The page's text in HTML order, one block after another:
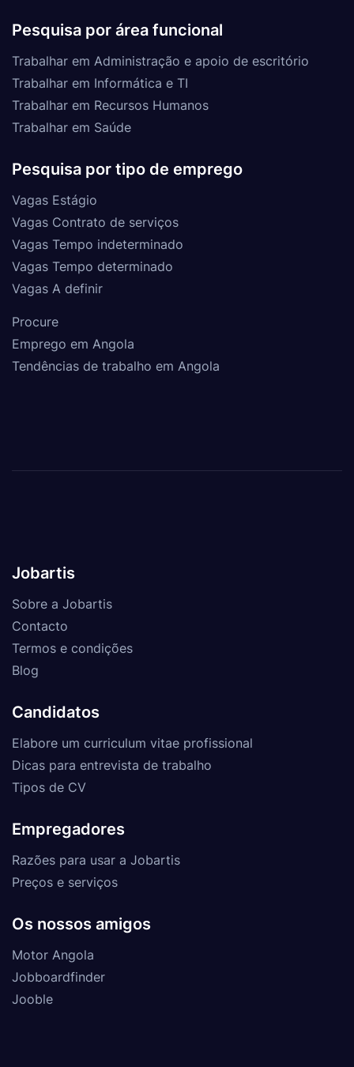
Pesquisa por área funcional
Trabalhar em Administração e apoio de escritório
Trabalhar em Informática e TI
Trabalhar em Recursos Humanos
Trabalhar em Saúde
Pesquisa por tipo de emprego
Vagas Estágio
Vagas Contrato de serviços
Vagas Tempo indeterminado
Vagas Tempo determinado
Vagas A definir
Procure
Emprego em Angola
Tendências de trabalho em Angola
Jobartis
Sobre a Jobartis
Contacto
Termos e condições
Blog
Candidatos
Elabore um curriculum vitae profissional
Dicas para entrevista de trabalho
Tipos de CV
Empregadores
Razões para usar a Jobartis
Preços e serviços
Os nossos amigos
Motor Angola
Jobboardfinder
Jooble